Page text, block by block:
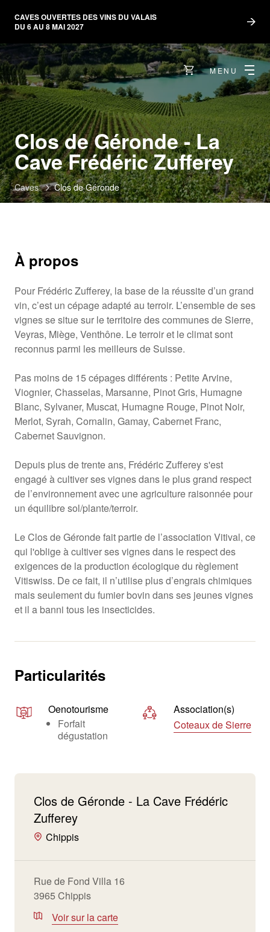
CAVES OUVERTES DES VINS DU VALAIS
DU 6 AU 8 MAI 2027
MENU
Clos de Géronde - La
Cave Frédéric Zufferey
Caves Clos de Géronde
À propos
Pour Frédéric Zufferey, la base de la réussite d’un grand
vin, c’est un cépage adapté au terroir. L’ensemble de ses
vignes se situe sur le territoire des communes de Sierre,
Veyras, Miège, Venthône. Le terroir et le climat sont
reconnus parmi les meilleurs de Suisse.
Pas moins de 15 cépages différents : Petite Arvine,
Viognier, Chasselas, Marsanne, Pinot Gris, Humagne
Blanc, Sylvaner, Muscat, Humagne Rouge, Pinot Noir,
Merlot, Syrah, Cornalin, Gamay, Cabernet Franc,
Cabernet Sauvignon.
Depuis plus de trente ans, Frédéric Zufferey s'est
engagé à cultiver ses vignes dans le plus grand respect
de l’environnement avec une agriculture raisonnée pour
un équilibre sol/plante/terroir.
Le Clos de Géronde fait partie de l’association Vitival, ce
qui l'oblige à cultiver ses vignes dans le respect des
exigences de la production écologique du règlement
Vitiswiss. De ce fait, il n’utilise plus d’engrais chimiques
mais seulement du fumier bovin dans ses jeunes vignes
et il a banni tous les insecticides.
Particularités
Oenotourisme
Forfait
dégustation
Association(s)
Coteaux de Sierre
Clos de Géronde - La Cave Frédéric
Zufferey
Chippis
Rue de Fond Villa 16
3965 Chippis
Voir sur la carte